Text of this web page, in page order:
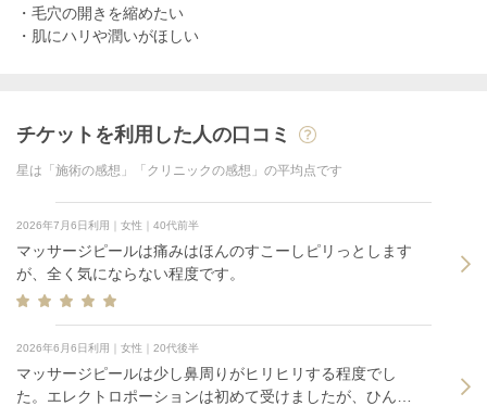
・毛穴の開きを縮めたい
・肌にハリや潤いがほしい
チケットを利用した人の口コミ
星は「施術の感想」「クリニックの感想」の平均点です
2026年7月6日利用｜女性｜40代前半
マッサージピールは痛みはほんのすこーしピリっとします
が、全く気にならない程度です。
2026年6月6日利用｜女性｜20代後半
マッサージピールは少し鼻周りがヒリヒリする程度でし
た。エレクトロポーションは初めて受けましたが、ひんや